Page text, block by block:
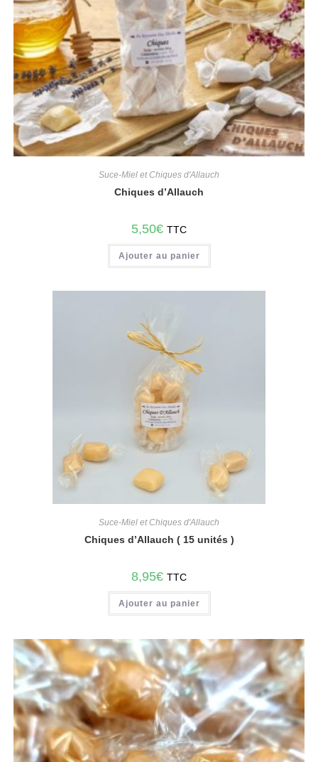
Suce-Miel et Chiques d'Allauch
Chiques d’Allauch
5,50€ TTC
Ajouter au panier
Suce-Miel et Chiques d'Allauch
Chiques d’Allauch ( 15 unités )
8,95€ TTC
Ajouter au panier